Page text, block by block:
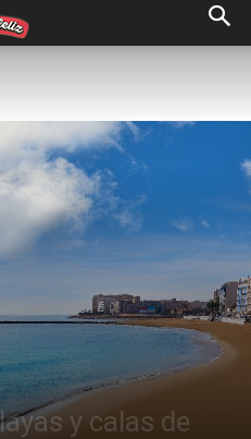
y calas de